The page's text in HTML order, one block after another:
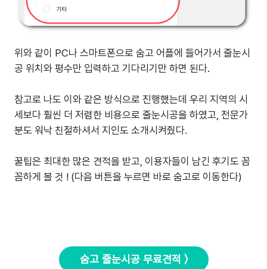
위와 같이 PC나 스마트폰으로 숨고 어플에 들어가서 줄눈시
공 위치와 평수만 입력하고 기다리기만 하면 된다.
참고로 나도 이와 같은 방식으로 진행했는데 우리 지역의 시
세보다 훨씬 더 저렴한 비용으로 줄눈시공을 하였고, 전문가
분도 워낙 친절하셔서 지인도 소개시켜줬다.
꿀팁은 최대한 많은 견적을 받고, 이용자들이 남긴 후기도 꼼
꼼하게 볼 것 ! (다음 버튼을 누르면 바로 숨고로 이동한다)
숨고 줄눈시공 무료견적 〉